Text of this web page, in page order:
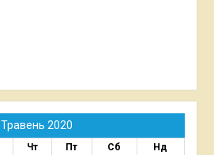
Травень 2020
Чт Пт Сб
Нд